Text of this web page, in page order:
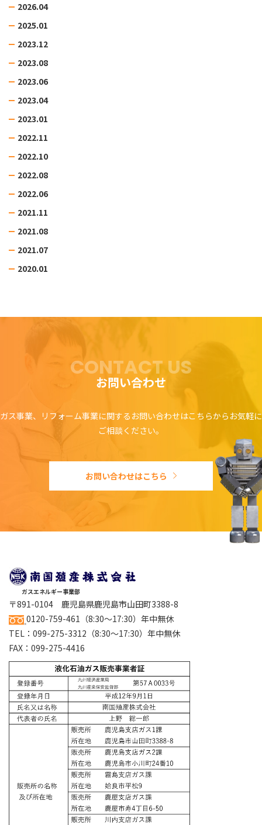
2026.04
2025.01
2023.12
2023.08
2023.06
2023.04
2023.01
2022.11
2022.10
2022.08
2022.06
2021.11
2021.08
2021.07
2020.01
CONTACT US
お問い合わせ
ガス事業、リフォーム事業に関するお問い合わせはこちらからお気軽に
ご相談ください。
お問い合わせはこちら
ガスエネルギー事業部
〒891-0104 鹿児島県鹿児島市山田町3388-8
0120-759-461 （8:30～17:30）年中無休
TEL： 099-275-3312 （8:30～17:30）年中無休
FAX：099-275-4416